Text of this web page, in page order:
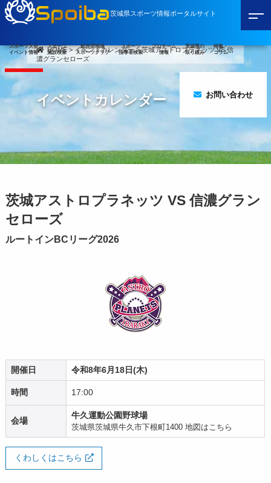
Spoiba茨城県スポーツ情報ポータルサイト
スポーツ大会
イベント情報
スポーツ
施設検索
総合型地域
スポーツクラブ
スポーツ
指導者検索
プロチーム
情報
茨城県の
取り組み
特集・
コラム
お問い合わせ
HOME>イベントカレンダー>茨城アストロプラネッツ VS 信
濃グランセローズ
イベントカレンダー
茨城アストロプラネッツ VS 信濃グラン
セローズ
ルートインBCリーグ2026
開催日 令和8年6月18日(木)
時間 17:00
会場
牛久運動公園野球場
茨城県茨城県牛久市下根町1400 地図はこちら
くわしくはこちら